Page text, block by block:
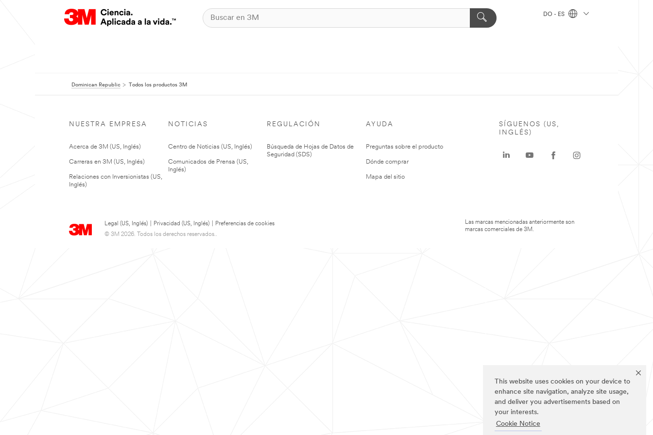
This website uses cookies on your device to
enhance site navigation, analyze site usage,
and deliver you advertisements based on
your interests.
Cookie Notice
DO - ES
Dominican Republic Todos los productos 3M
NUESTRA EMPRESA
Acerca de 3M (US, Inglés)
Carreras en 3M (US, Inglés)
Relaciones con Inversionistas (US,
Inglés)
NOTICIAS
Centro de Noticias (US, Inglés)
Comunicados de Prensa (US,
Inglés)
REGULACIÓN
Búsqueda de Hojas de Datos de
Seguridad (SDS)
AYUDA
Preguntas sobre el producto
Dónde comprar
Mapa del sitio
Legal (US, Inglés) Privacidad (US, Inglés)
Preferencias de cookies
© 3M 2026. Todos los derechos reservados..
SÍGUENOS (US,
INGLÉS)
Las marcas mencionadas anteriormente son
marcas comerciales de 3M.